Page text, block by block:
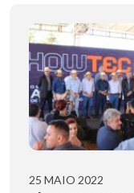
25 MAIO 2022